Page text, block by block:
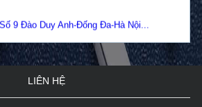
9 Đào Duy Anh-Đống Đa-Hà Nội...
LIÊN HỆ